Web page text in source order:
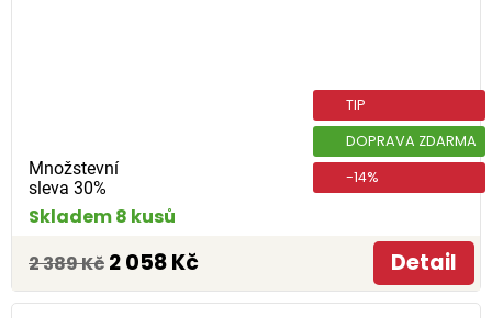
Množstevní
sleva 30%
TIP
DOPRAVA ZDARMA
-14%
Skladem 8 kusů
2 389 Kč 2 058 Kč Detail